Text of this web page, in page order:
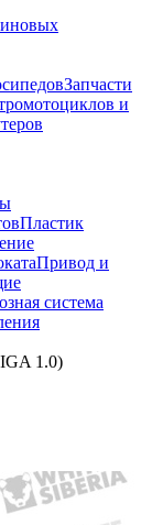
Запчасти
и
Пластик
Привод и
система
1.0)